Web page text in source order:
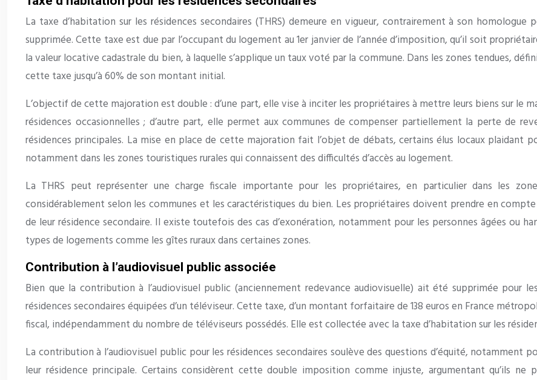
La taxe d’habitation sur les résidences secondaires (THRS) demeure en vigueur, contrairement à son
supprimée. Cette taxe est due par l’occupant du logement au 1er janvier de l’année d’imposition, qu’il soit
la valeur locative cadastrale du bien, à laquelle s’applique un taux voté par la commune. Dans les zones tendues,
cette taxe jusqu’à 60% de son montant initial.
L’objectif de cette majoration est double : d’une part, elle vise à inciter les propriétaires à mettre leurs biens sur le
résidences occasionnelles ; d’autre part, elle permet aux communes de compenser partiellement la perte de
résidences principales. La mise en place de cette majoration fait l’objet de débats, certains élus locaux plaidant
notamment dans les zones touristiques rurales qui connaissent des difficultés d’accès au logement.
La THRS peut représenter une charge fiscale importante pour les propriétaires, en particulier dans les
considérablement selon les communes et les caractéristiques du bien. Les propriétaires doivent prendre en
de leur résidence secondaire. Il existe toutefois des cas d’exonération, notamment pour les personnes âgées ou
types de logements comme les gîtes ruraux dans certaines zones.
Contribution à l’audiovisuel public associée
Bien que la contribution à l’audiovisuel public (anciennement redevance audiovisuelle) ait été supprimée pour
résidences secondaires équipées d’un téléviseur. Cette taxe, d’un montant forfaitaire de 138 euros en France
fiscal, indépendamment du nombre de téléviseurs possédés. Elle est collectée avec la taxe d’habitation sur les
La contribution à l’audiovisuel public pour les résidences secondaires soulève des questions d’équité, notamment
leur résidence principale. Certains considèrent cette double imposition comme injuste, argumentant qu’ils ne